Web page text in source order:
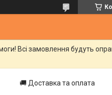
Всі замовлення будуть
🚚 Доставка та оплата